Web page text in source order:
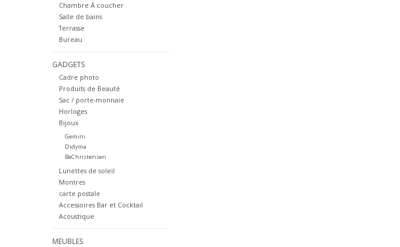
Chambre Ã coucher
Salle de bains
Terrasse
Bureau
GADGETS
Cadre photo
Produits de Beauté
Sac / porte-monnaie
Horloges
Bijoux
Gemini
Didyma
BeChristensen
Lunettes de soleil
Montres
carte postale
Accessoires Bar et Cocktail
Acoustique
MEUBLES